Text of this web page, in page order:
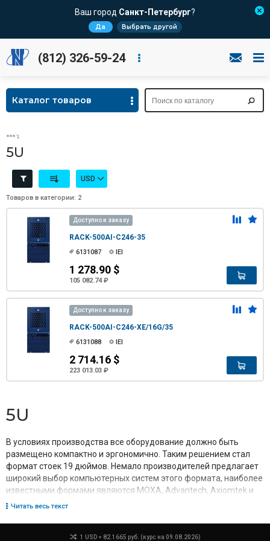
Ваш город Санкт-Петербург?
Да Выбрать другой
(812) 326-59-24
Каталог товаров
5U
USD
Товаров в категории: 2
Доступно к заказу
RACK-500AI-C246-35
6131087 IEI
1 278.90 $
105 082.74 ₽
Доступно к заказу
RACK-500AI-C246-XE/16G/35
6131088 IEI
2 714.16 $
223 013.03 ₽
5U
В условиях производства все оборудование должно быть
размещено компактно и эргономично. Таким решением стал
формат стоек 19 дюймов. Немало производителей предлагает
широкий выбор компьютерных систем этого формата, наиболее
известными формами являются MOXA, Advantech, Axiomtek и
Hatteland Display.
универсальную машину, подходящую для решения
большинства задач. В зависимости от установленных
Читать весь текст
1 USD = 82.1665 руб. (курс на 09.08.2026)